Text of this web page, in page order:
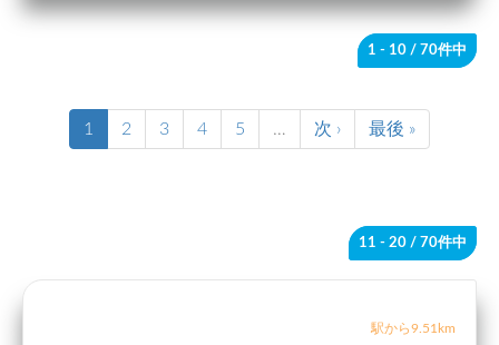
1 - 10 / 70件中
1 2 3 4 5 … 次 › 最後 »
11 - 20 / 70件中
駅から9.51km